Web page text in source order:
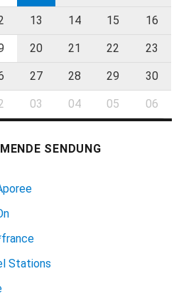
13 14 15 16
20 21 22 23
27 28 29 30
03 04 05 06
SENDUNG
Stations